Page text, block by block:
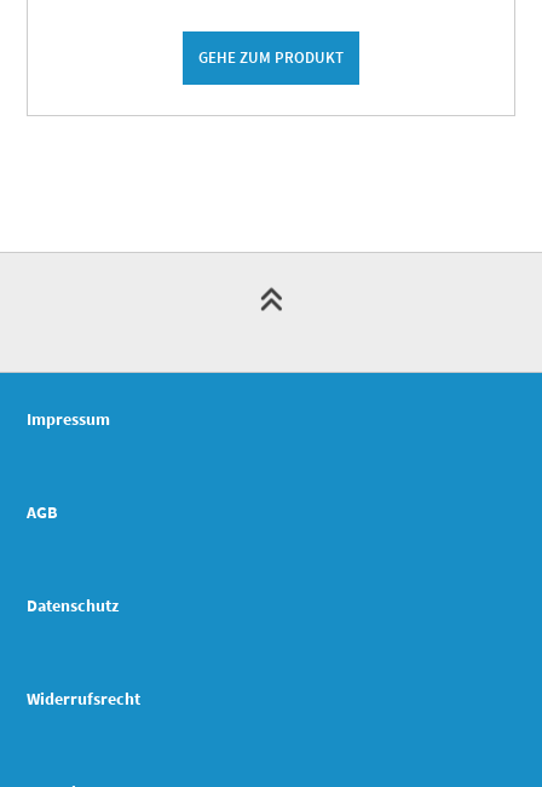
GEHE ZUM PRODUKT
Impressum
AGB
Datenschutz
Widerrufsrecht